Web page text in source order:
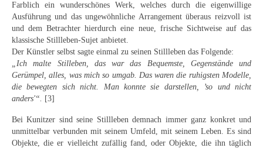
Themenflyer: Sehnsucht Süden
Themenflyer: Walter Becker
Themenflyer: Richild Holt
Themenflyer: Ernst Geitlinger
Weitere Themenflyer
Farblich ein wunderschönes Werk, welches durch die eigenwillige
Ausführung und das ungewöhnliche Arrangement überaus reizvoll ist
und dem Betrachter hierdurch eine neue, frische Sichtweise auf das
klassische Stillleben-Sujet anbietet.
Der Künstler selbst sagte einmal zu seinen Stillleben das Folgende:
„Ich malte Stilleben, das war das Bequemste, Gegenstände und
Gerümpel, alles, was mich so umgab. Das waren die ruhigsten Modelle,
die bewegten sich nicht. Man konnte sie darstellen, ’so und nicht
anders'“. [3]
Bei Kunitzer sind seine Stillleben demnach immer ganz konkret und
unmittelbar verbunden mit seinem Umfeld, mit seinem Leben. Es sind
Objekte, die er vielleicht zufällig fand, oder Objekte, die ihn täglich